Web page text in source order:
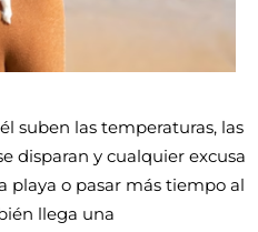
suben las temperaturas, las
disparan y cualquier excusa
playa o pasar más tiempo al
llega una